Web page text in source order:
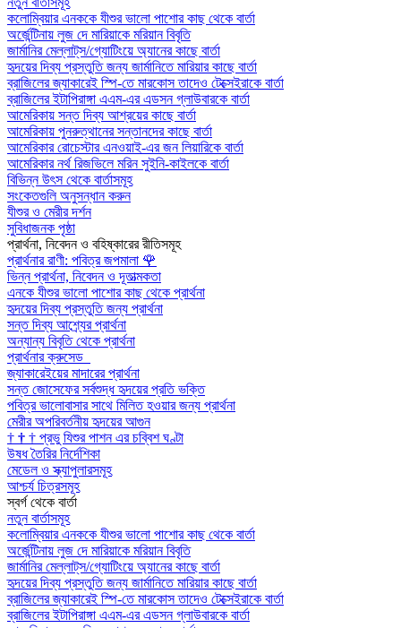
কলোম্বিয়ার এনককে যীশুর ভালো পাশোর কাছ থেকে বার্তা
অর্জেন্টিনায় লুজ দে মারিয়াকে মরিয়ান বিবৃতি
জার্মানির মেল্লাট্‌স/গ্যোটিংয়ে অ্যানের কাছে বার্তা
হৃদয়ের দিব্য প্রস্তুতি জন্য জার্মানিতে মারিয়ার কাছে বার্তা
ব্রাজিলের জ্যাকারেই স্পি-তে মারকোস তাদেও টেক্সেইরাকে বার্তা
ব্রাজিলের ইটাপিরাঙ্গা এএম-এর এডসন গ্লাউবারকে বার্তা
আমেরিকায় সন্ত দিব্য আশ্রয়ের কাছে বার্তা
আমেরিকায় পুনরুত্থানের সন্তানদের কাছে বার্তা
আমেরিকার রোচেস্টার এনওয়াই-এর জন লিয়ারিকে বার্তা
আমেরিকার নর্থ রিজভিলে মরিন সুইনি-কাইলকে বার্তা
বিভিন্ন উৎস থেকে বার্তাসমূহ
সংকেতগুলি অনুসন্ধান করুন
যীশুর ও মেরীর দর্শন
সুবিধাজনক পৃষ্ঠা
প্রার্থনা, নিবেদন ও বহিষ্কারের রীতিসমূহ
প্রার্থনার রাণী: পবিত্র জপমালা 🌹
ভিন্ন প্রার্থনা, নিবেদন ও দূতাত্মকতা
এনকে যীশুর ভালো পাশোর কাছ থেকে প্রার্থনা
হৃদয়ের দিব্য প্রস্তুতি জন্য প্রার্থনা
সন্ত দিব্য আশ্র্যের প্রার্থনা
অন্যান্য বিবৃতি থেকে প্রার্থনা
প্রার্থনার ক্রুসেড
জ্যাকারেইয়ের মাদারের প্রার্থনা
সন্ত জোসেফের সর্বশুদ্ধ হৃদয়ের প্রতি ভক্তি
পবিত্র ভালোবাসার সাথে মিলিত হওয়ার জন্য প্রার্থনা
মেরীর অপরিবর্তনীয় হৃদয়ের আগুন
† † † প্রভু যিশুর পাশন এর চব্বিশ ঘণ্টা
উষধ তৈরির নির্দেশিকা
মেডেল ও স্ক্যাপুলারসমূহ
আশ্চর্য চিত্রসমূহ
স্বর্গ থেকে বার্তা
নতুন বার্তাসমূহ
কলোম্বিয়ার এনককে যীশুর ভালো পাশোর কাছ থেকে বার্তা
অর্জেন্টিনায় লুজ দে মারিয়াকে মরিয়ান বিবৃতি
জার্মানির মেল্লাট্‌স/গ্যোটিংয়ে অ্যানের কাছে বার্তা
হৃদয়ের দিব্য প্রস্তুতি জন্য জার্মানিতে মারিয়ার কাছে বার্তা
ব্রাজিলের জ্যাকারেই স্পি-তে মারকোস তাদেও টেক্সেইরাকে বার্তা
ব্রাজিলের ইটাপিরাঙ্গা এএম-এর এডসন গ্লাউবারকে বার্তা